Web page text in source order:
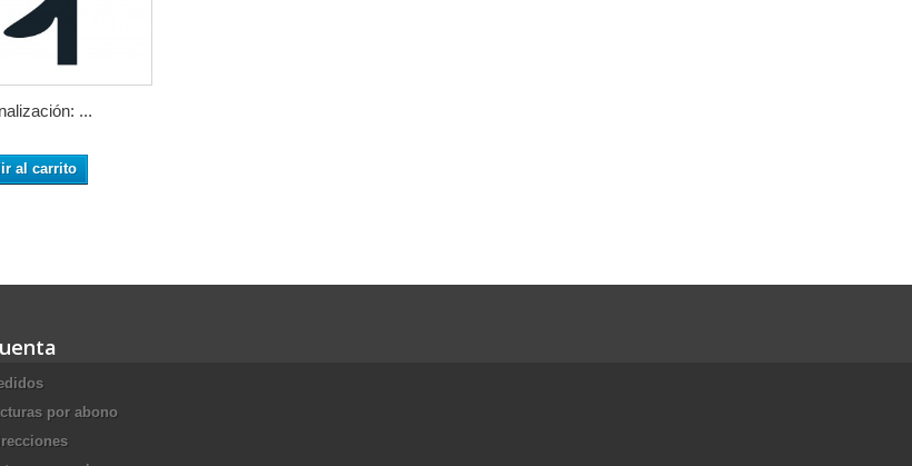
...
al carrito
por abono